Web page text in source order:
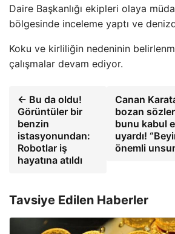
Daire Başkanlığı ekipleri olaya
bölgesinde inceleme yaptı ve
Koku ve kirliliğin nedeninin
çalışmalar devam ediyor.
← Bu da oldu!
Görüntüler bir
benzin
istasyonundan:
Robotlar iş
hayatına atıldı
Canan
bozan
bunu kabul
uyardı!
önemli
Tavsiye Edilen Haberler